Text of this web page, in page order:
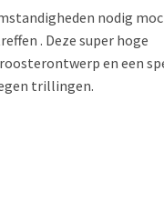
nodig
. Deze super hoge
en een
trillingen.